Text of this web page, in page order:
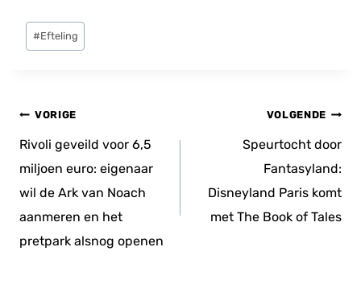
Bericht
tags:
#Efteling
Bericht
navigatie
VORIGE
Rivoli geveild voor 6,5
miljoen euro: eigenaar
wil de Ark van Noach
aanmeren en het
pretpark alsnog openen
VOLGENDE
Speurtocht door
Fantasyland:
Disneyland Paris komt
met The Book of Tales